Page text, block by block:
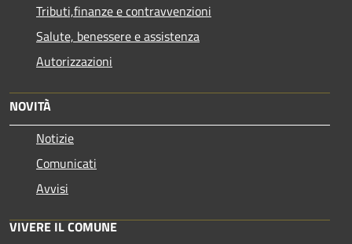
Tributi,finanze e contravvenzioni
Salute, benessere e assistenza
Autorizzazioni
NOVITÀ
Notizie
Comunicati
Avvisi
VIVERE IL COMUNE